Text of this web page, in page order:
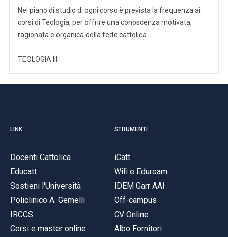
Nel piano di studio di ogni corso è prevista la frequenza ai
corsi di Teologia, per offrire una conoscenza motivata,
ragionata e organica della fede cattolica.
TEOLOGIA III
LINK
Docenti Cattolica
Educatt
Sostieni l'Università
Policlinico A. Gemelli
IRCCS
Corsi e master online
STRUMENTI
iCatt
Wifi e Eduroam
IDEM Garr AAI
Off-campus
CV Online
Albo Fornitori